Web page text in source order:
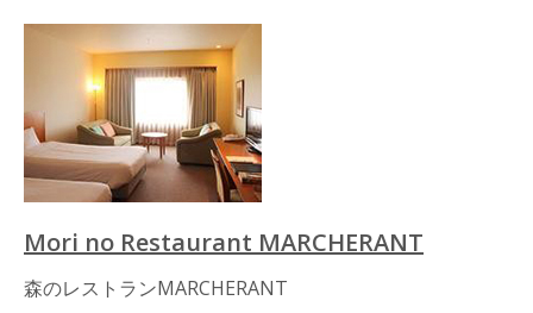
Mori no Restaurant MARCHERANT
森のレストランMARCHERANT